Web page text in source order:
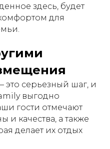
здесь, будет
для
это серьезный шаг, и
выгодно
гости отмечают
и качества, а также
делает их отдых